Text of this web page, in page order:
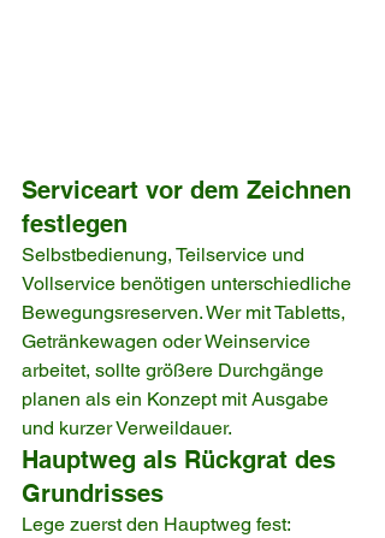
Serviceart vor dem Zeichnen
festlegen
Selbstbedienung, Teilservice und
Vollservice benötigen unterschiedliche
Bewegungsreserven. Wer mit Tabletts,
Getränkewagen oder Weinservice
arbeitet, sollte größere Durchgänge
planen als ein Konzept mit Ausgabe
und kurzer Verweildauer.
Hauptweg als Rückgrat des
Grundrisses
Lege zuerst den Hauptweg fest: